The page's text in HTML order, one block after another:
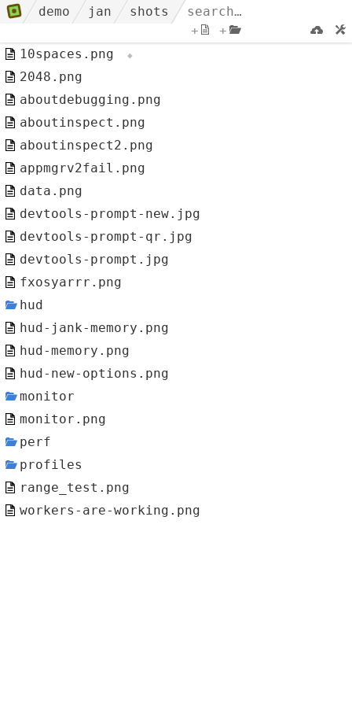
demo jan
shots
+
+
10spaces.png
2048.png
aboutdebugging.png
aboutinspect.png
aboutinspect2.png
appmgrv2fail.png
data.png
devtools-prompt-new.jpg
devtools-prompt-qr.jpg
devtools-prompt.jpg
fxosyarrr.png
hud
hud-jank-memory.png
hud-memory.png
hud-new-options.png
monitor
monitor.png
perf
profiles
range_test.png
workers-are-working.png